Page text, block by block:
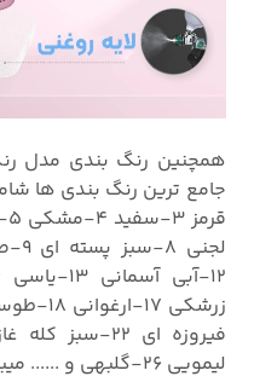
همچنین رنگ بندی مدل
لیمویی 26-گلبهی و ...... میباشد.